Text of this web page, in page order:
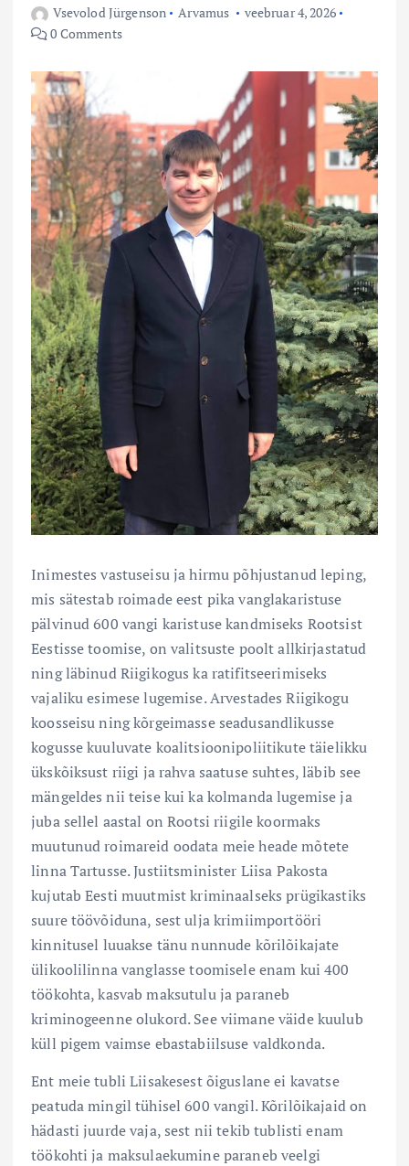
Vsevolod Jürgenson Arvamus
veebruar 4, 2026
0 Comments
Inimestes vastuseisu ja hirmu põhjustanud leping,
mis sätestab roimade eest pika vanglakaristuse
pälvinud 600 vangi karistuse kandmiseks Rootsist
Eestisse toomise, on valitsuste poolt allkirjastatud
ning läbinud Riigikogus ka ratifitseerimiseks
vajaliku esimese lugemise. Arvestades Riigikogu
koosseisu ning kõrgeimasse seadusandlikusse
kogusse kuuluvate koalitsioonipoliitikute täielikku
ükskõiksust riigi ja rahva saatuse suhtes, läbib see
mängeldes nii teise kui ka kolmanda lugemise ja
juba sellel aastal on Rootsi riigile koormaks
muutunud roimareid oodata meie heade mõtete
linna Tartusse. Justiitsminister Liisa Pakosta
kujutab Eesti muutmist kriminaalseks prügikastiks
suure töövõiduna, sest ulja krimiimportööri
kinnitusel luuakse tänu nunnude kõrilõikajate
ülikoolilinna vanglasse toomisele enam kui 400
töökohta, kasvab maksutulu ja paraneb
kriminogeenne olukord. See viimane väide kuulub
küll pigem vaimse ebastabiilsuse valdkonda.
Ent meie tubli Liisakesest õiguslane ei kavatse
peatuda mingil tühisel 600 vangil. Kõrilõikajaid on
hädasti juurde vaja, sest nii tekib tublisti enam
töökohti ja maksulaekumine paraneb veelgi